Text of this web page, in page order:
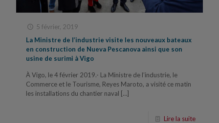
5 février, 2019
La Ministre de l’industrie visite les nouveaux bateaux
en construction de Nueva Pescanova ainsi que son
usine de surimi à Vigo
À Vigo, le 4 février 2019.- La Ministre de l’industrie, le
Commerce et le Tourisme, Reyes Maroto, a visité ce matin
les installations du chantier naval […]
Lire la suite